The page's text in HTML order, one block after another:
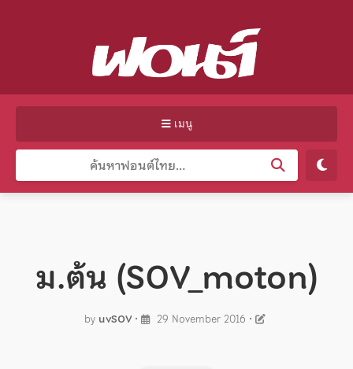
เมนู
ม.ต้น (SOV_moton)
by uvSOV• 29 November 2016 •